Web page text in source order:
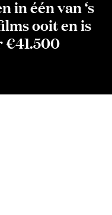
in één van ‘s
ooit en is
€41.500